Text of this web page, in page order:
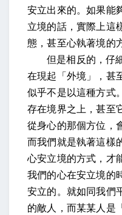
安立出來的。如果能
立境的話，實際上這
態，甚至心執著境的
但是相反的，仔
在現起「外境」，甚
似乎不是以這種方式
存在境界之上，甚至
從身心的那個方位，
而我們就是執著這樣
心安立境的方式，才
我們的心在安立境的
安立的。就如同我們
的敵人，而某某人是